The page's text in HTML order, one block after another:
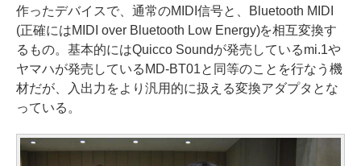
作ったデバイスで、通常のMIDI信号と、Bluetooth MIDI
(正確にはMIDI over Bluetooth Low Energy)を相互変換す
るもの。基本的にはQuicco Soundが発売しているmi.1や
ヤマハが発売しているMD-BT01と同等のことを行なう機
材だが、入出力をより汎用的に扱える変換アダプタとな
っている。